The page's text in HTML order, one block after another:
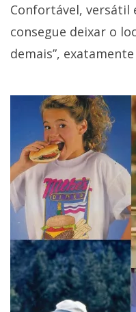
Confortável, versátil
consegue deixar o
demais”,